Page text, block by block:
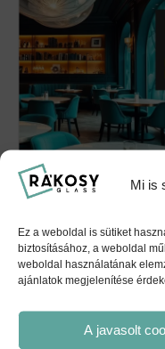
Mi is
Ez a weboldal is sütiket
biztosításához, a weboldal
weboldal használatának
ajánlatok megjelenítése
A javasolt
Bútor, Lámpa, Dekor
2027
Ybl Szakmai Nap